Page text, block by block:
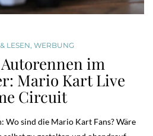
LESEN, WERBUNG
Autorennen im
Mario Kart Live
Circuit
Wo sind die Mario Kart Fans? Wäre